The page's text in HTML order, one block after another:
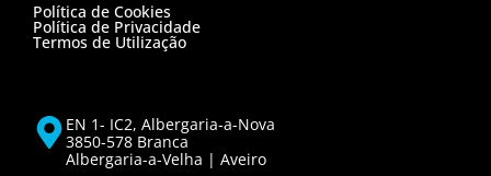
Política de Cookies
Política de Privacidade
Termos de Utilização
EN 1- IC2, Albergaria-a-Nova
3850-578 Branca
Albergaria-a-Velha | Aveiro